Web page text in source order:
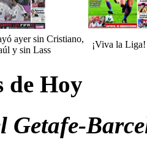
ayer sin Cristiano,
y sin Lass
¡Viva la Liga!
de Hoy
Getafe-